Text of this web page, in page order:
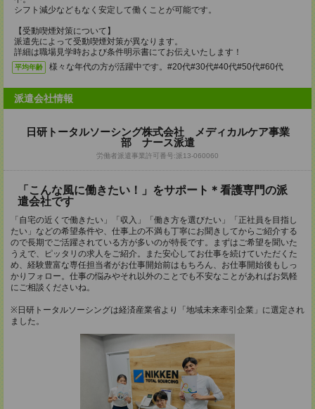
シフト減少などもなく安定して働くことが可能です。
【受動喫煙対策について】
派遣先によって受動喫煙対策が異なります。
詳細は職場見学時および条件明示書にてお伝えいたします！
平均年齢 様々な年代の方が活躍中です。#20代#30代#40代#50代#60代
派遣会社情報
日研トータルソーシング株式会社 メディカルケア事業
部 ナース派遣
労働者派遣事業許可番号:派13-060060
「こんな風に働きたい！」をサポート＊看護専門の派
遣会社です
「自宅の近くで働きたい」「収入」「働き方を選びたい」「正社員を目指し
たい」などの希望条件や、仕事上の不満も丁寧にお聞きしてからご紹介する
ので長期でご活躍されている方が多いのが特長です。まずはご希望を聞いた
うえで、ピッタリの求人をご紹介。また安心してお仕事を続けていただくた
め、経験豊富な専任担当者がお仕事開始前はもちろん、お仕事開始後もしっ
かりフォロー。仕事の悩みやそれ以外のことでも不安なことがあればお気軽
にご相談くださいね。
※日研トータルソーシングは経済産業省より「地域未来牽引企業」に選定され
ました。